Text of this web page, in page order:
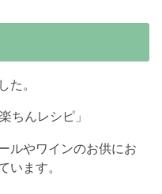
た。
ちんレシピ」
ルやワインのお供にお
います。